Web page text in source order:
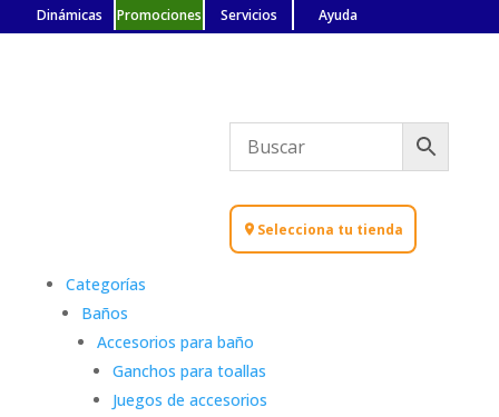
Dinámicas Promociones Servicios Ayuda
Categorías
Baños
Accesorios para baño
Ganchos para toallas
Juegos de accesorios
Selecciona tu tienda